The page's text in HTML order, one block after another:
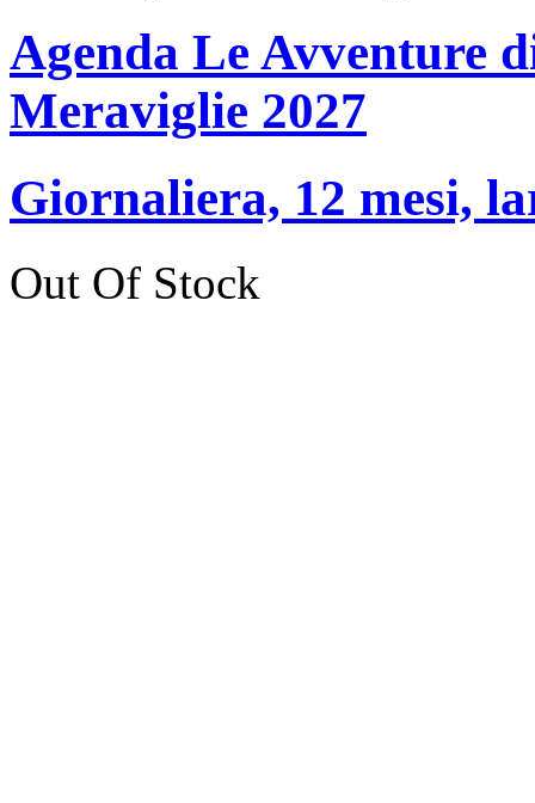
Agenda Le Avventure
Meraviglie 2027
Giornaliera, 12 mesi,
Out Of Stock